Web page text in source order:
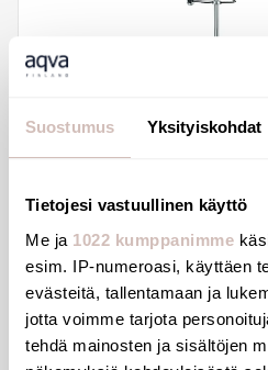
Suostumus Yksityiskohdat
Tietojesi vastuullinen käyttö
Me ja 1022 kumppanimme
esim. IP-numeroasi, käyttäen
evästeitä, tallentamaan ja
jotta voimme tarjota
tehdä mainosten ja sisältöjen
Delabie
5636